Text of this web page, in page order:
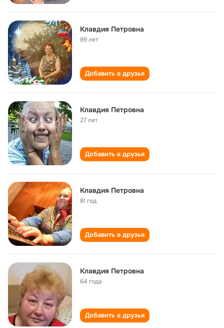
Клавдия Петровна
89 лет
Добавить в друзья
Клавдия Петровна
27 лет
Добавить в друзья
Клавдия Петровна
81 год
Добавить в друзья
Клавдия Петровна
64 года
Добавить в друзья